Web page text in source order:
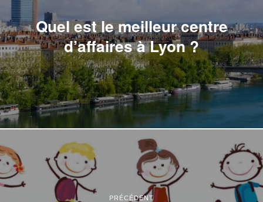
Quel est le meilleur centre
d’affaires à Lyon ?
PRÉCÉDENT